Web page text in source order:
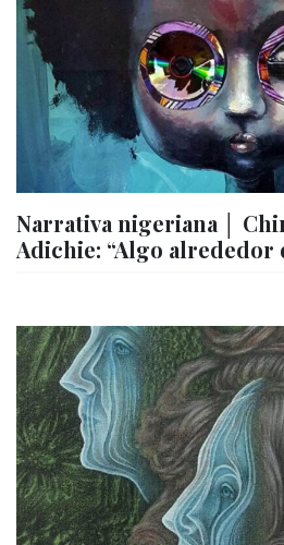
Narrativa nigeriana │
Adichie: “Algo alrededor